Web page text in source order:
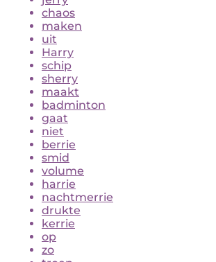
chaos
maken
uit
Harry
schip
sherry
maakt
badminton
gaat
niet
berrie
smid
volume
harrie
nachtmerrie
drukte
kerrie
op
zo